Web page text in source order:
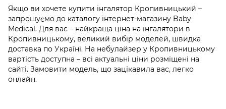
Якщо ви хочете купити інгалятор Кропивницький –
запрошуємо до каталогу інтернет-магазину Baby
Medical. Для вас – найкраща ціна на інгалятори в
Кропивницькому, великий вибір моделей, швидка
доставка по Україні. На небулайзер у Кропивницькому
вартість доступна – всі актуальні ціни розміщені на
сайті. Замовити модель, що зацікавила вас, легко
онлайн.